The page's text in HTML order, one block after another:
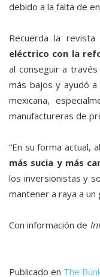
debido a la falta de
Recuerda la revista
eléctrico con la
al conseguir a
más bajos y ayudó
mexicana,
manufactureras de
“En su forma actual,
más sucia y más
los inversionistas y
mantener a raya a un
Con información de
Publicado en The